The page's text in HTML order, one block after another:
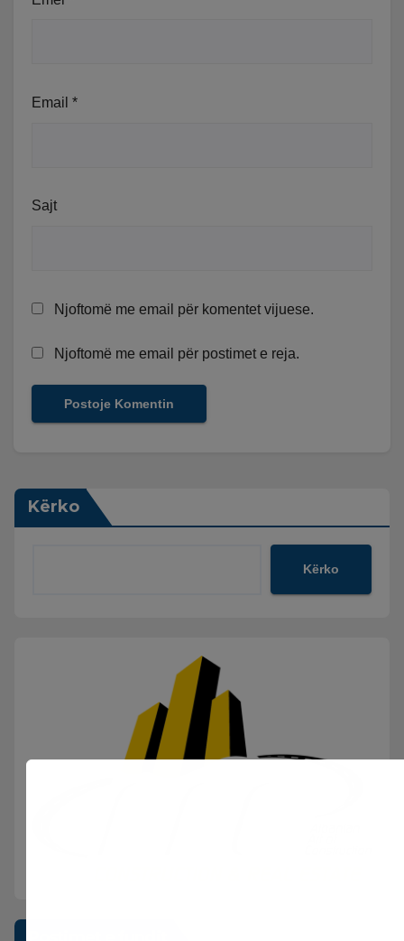
Email *
Sajt
Njoftomë me email për komentet vijuese.
Njoftomë me email për postimet e reja.
Kërko
Kërko